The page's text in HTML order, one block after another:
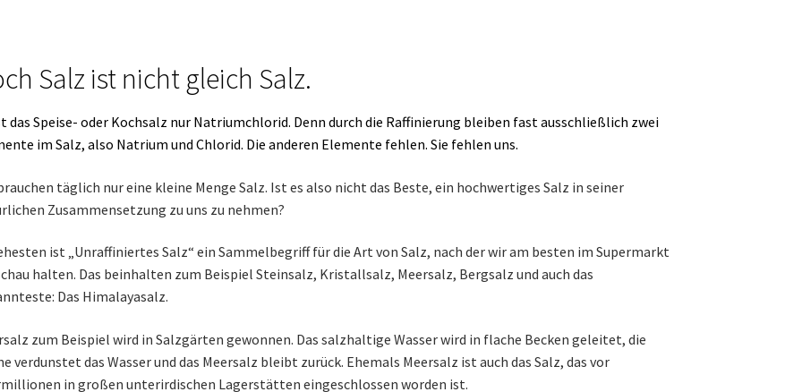
Salz ist nicht gleich Salz.
das Speise- oder Kochsalz nur Natriumchlorid. Denn durch die Raffinierung bleiben fast ausschließlich zwei
im Salz, also Natrium und Chlorid. Die anderen Elemente fehlen. Sie fehlen uns.
täglich nur eine kleine Menge Salz. Ist es also nicht das Beste, ein hochwertiges Salz in seiner
Zusammensetzung zu uns zu nehmen?
ist „Unraffiniertes Salz“ ein Sammelbegriff für die Art von Salz, nach der wir am besten im Supermarkt
halten. Das beinhalten zum Beispiel Steinsalz, Kristallsalz, Meersalz, Bergsalz und auch das
Das Himalayasalz.
zum Beispiel wird in Salzgärten gewonnen. Das salzhaltige Wasser wird in flache Becken geleitet, die
verdunstet das Wasser und das Meersalz bleibt zurück. Ehemals Meersalz ist auch das Salz, das vor
in großen unterirdischen Lagerstätten eingeschlossen worden ist.